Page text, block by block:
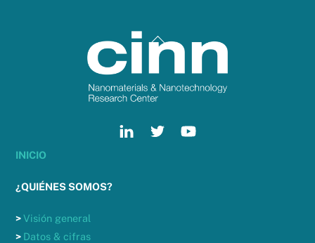
Back
To
Top
INICIO
¿QUIÉNES SOMOS?
>Visión general
> Datos & cifras